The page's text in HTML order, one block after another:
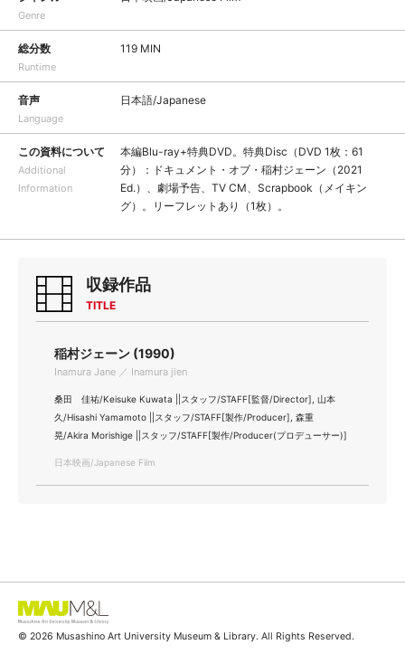
Genre
総分数
Runtime
119 MIN
音声
Language
日本語/Japanese
この資料について
Additional
Information
本編Blu-ray+特典DVD。特典Disc（DVD 1枚：61
分）：ドキュメント・オブ・稲村ジェーン（2021
Ed.）、劇場予告、TV CM、Scrapbook（メイキン
グ）。リーフレットあり（1枚）。
収録作品
TITLE
稲村ジェーン (1990)
Inamura Jane ／ Inamura jien
桑田 佳祐/Keisuke Kuwata ||スタッフ/STAFF[監督/Director], 山本
久/Hisashi Yamamoto ||スタッフ/STAFF[製作/Producer], 森重
晃/Akira Morishige ||スタッフ/STAFF[製作/Producer(プロデューサー)]
日本映画/Japanese Film
© 2026 Musashino Art University Museum & Library. All Rights Reserved.